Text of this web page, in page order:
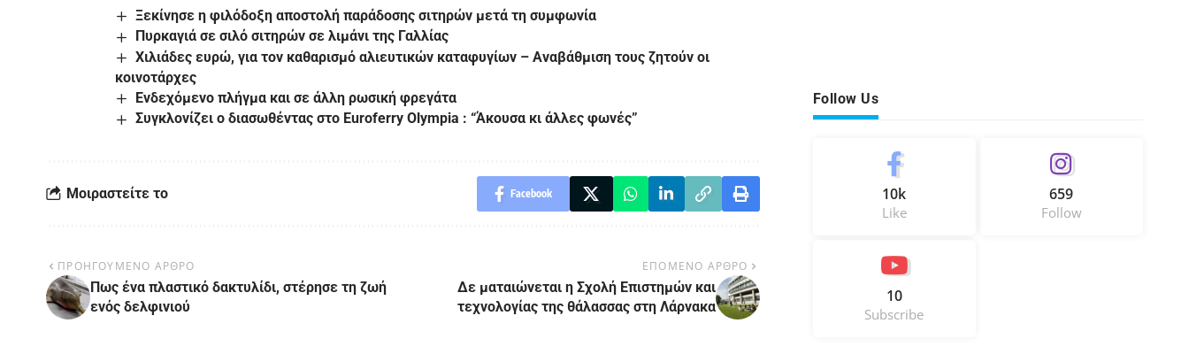
Ξεκίνησε η φιλόδοξη αποστολή παράδοσης σιτηρών μετά τη συμφωνία
Πυρκαγιά σε σιλό σιτηρών σε λιμάνι της Γαλλίας
Xιλιάδες ευρώ, για τον καθαρισμό αλιευτικών καταφυγίων – Αναβάθμιση τους ζητούν οι
κοινοτάρχες
Ενδεχόμενο πλήγμα και σε άλλη ρωσική φρεγάτα
Συγκλονίζει ο διασωθέντας στο Euroferry Olympia : “Άκουσα κι άλλες φωνές”
Μοιραστείτε το Facebook
ΠΡΟΗΓΟΥΜΕΝΟ ΑΡΘΡΟ
Πως ένα πλαστικό δακτυλίδι, στέρησε τη ζωή
ενός δελφινιού
ΕΠΟΜΕΝΟ ΑΡΘΡΟ
Δε ματαιώνεται η Σχολή Επιστημών και
τεχνολογίας της θάλασσας στη Λάρνακα
Follow Us
10k
Like
659
Follow
10
Subscribe